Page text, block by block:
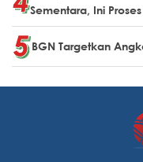
Sementara, Ini
BGN Targetkan